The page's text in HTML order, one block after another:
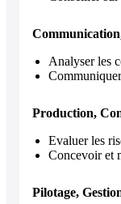
Analyser les
Production,
Evaluer les
Concevoir et
Pilotage,